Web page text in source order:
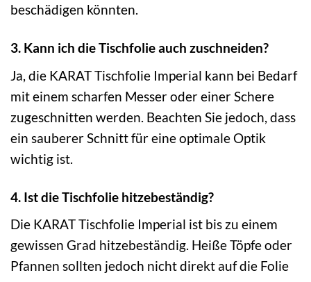
beschädigen könnten.
3. Kann ich die Tischfolie auch zuschneiden?
Ja, die KARAT Tischfolie Imperial kann bei Bedarf
mit einem scharfen Messer oder einer Schere
zugeschnitten werden. Beachten Sie jedoch, dass
ein sauberer Schnitt für eine optimale Optik
wichtig ist.
4. Ist die Tischfolie hitzebeständig?
Die KARAT Tischfolie Imperial ist bis zu einem
gewissen Grad hitzebeständig. Heiße Töpfe oder
Pfannen sollten jedoch nicht direkt auf die Folie